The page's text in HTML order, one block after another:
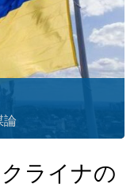
論
ライナの